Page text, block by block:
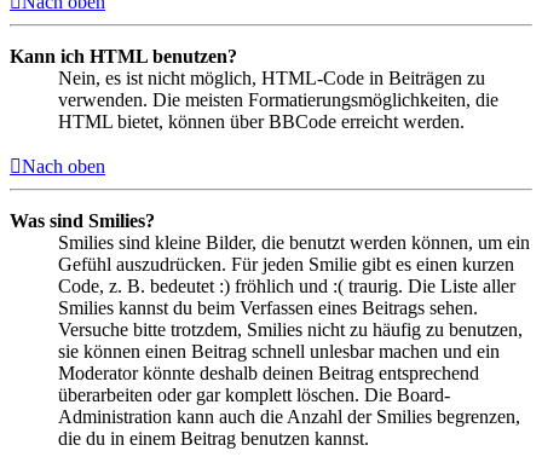
Kann ich HTML benutzen?
Nein, es ist nicht möglich, HTML-Code in Beiträgen zu
verwenden. Die meisten Formatierungsmöglichkeiten, die
HTML bietet, können über BBCode erreicht werden.
Nach oben
Was sind Smilies?
Smilies sind kleine Bilder, die benutzt werden können, um ein
Gefühl auszudrücken. Für jeden Smilie gibt es einen kurzen
Code, z. B. bedeutet :) fröhlich und :( traurig. Die Liste aller
Smilies kannst du beim Verfassen eines Beitrags sehen.
Versuche bitte trotzdem, Smilies nicht zu häufig zu benutzen,
sie können einen Beitrag schnell unlesbar machen und ein
Moderator könnte deshalb deinen Beitrag entsprechend
überarbeiten oder gar komplett löschen. Die Board-
Administration kann auch die Anzahl der Smilies begrenzen,
die du in einem Beitrag benutzen kannst.